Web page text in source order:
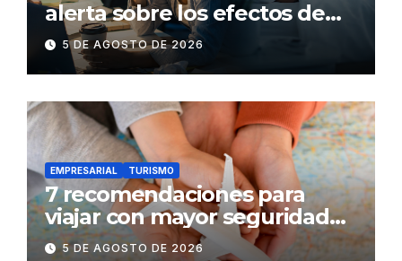
alerta sobre los efectos de
dormir mal en la salud física y
mental
5 DE AGOSTO DE 2026
EMPRESARIAL TURISMO
7 recomendaciones para
viajar con mayor seguridad
dentro y fuera del Ecuador
5 DE AGOSTO DE 2026